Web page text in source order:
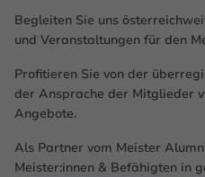
Begleiten Sie uns
und Veranstaltungen für den
Profitieren Sie von der
der Ansprache der Mitglieder
Angebote.
Als Partner vom Meister
Meister:innen & Befähigten in